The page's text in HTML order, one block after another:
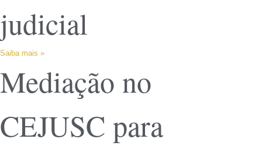
judicial
Saiba mais »
Mediação no
CEJUSC para